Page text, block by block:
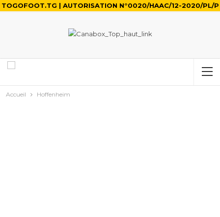
TOGOFOOT.TG | AUTORISATION N°0020/HAAC/12-2020/PL/P
Accueil Hoffenheim